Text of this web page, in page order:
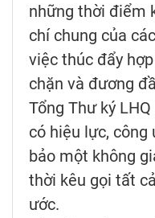
những thời điểm
chí chung của
việc thúc đẩy
chặn và đương
Tổng Thư ký
có hiệu lực,
bảo một không
thời kêu gọi tất
ước.